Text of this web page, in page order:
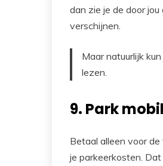
dan zie je de door
verschijnen.
Maar natuurlijk
lezen.
9. Park
Betaal alleen voor
je parkeerkosten.